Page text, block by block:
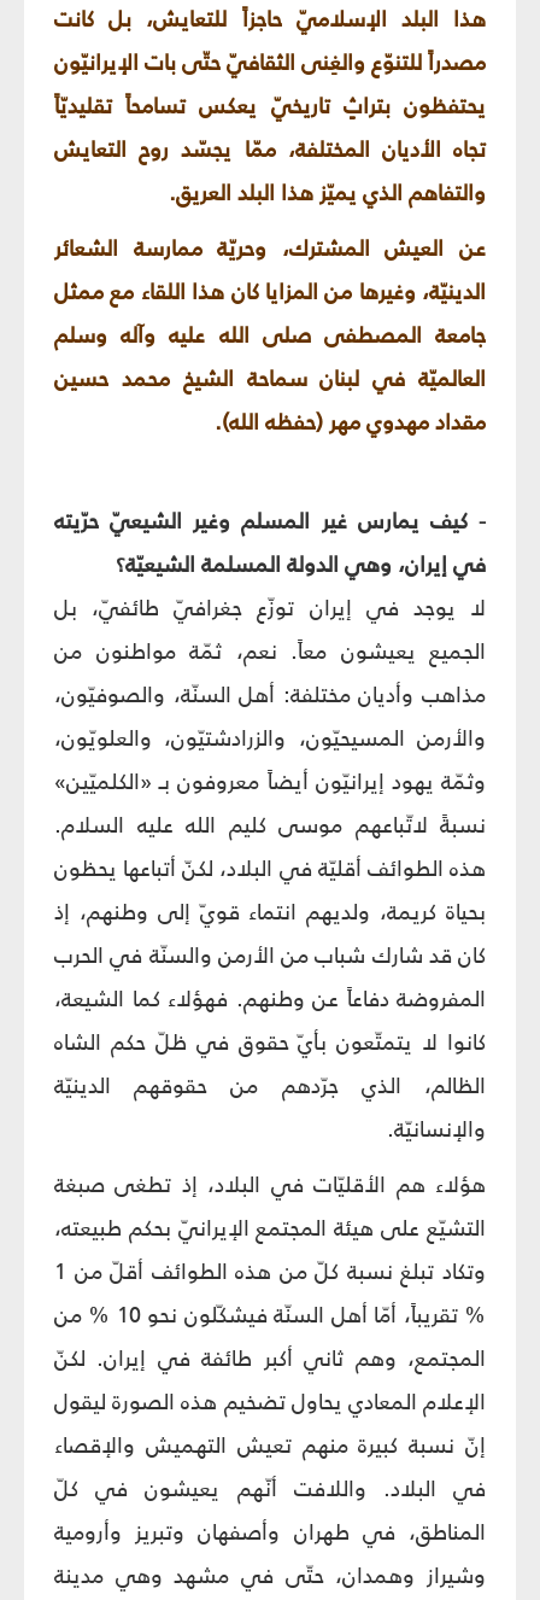
هذا البلد الإسلاميّ حاجزاً للتعايش، بل كانت
مصدراً للتنوّع والغِنى الثقافيّ حتّى بات الإيرانيّون
يحتفظون بتراثٍ تاريخيّ يعكس تسامحاً تقليديّاً
تجاه الأديان المختلفة، ممّا يجسّد روح التعايش
والتفاهم الذي يميّز هذا البلد العريق.
عن العيش المشترك، وحريّة ممارسة الشعائر
الدينيّة، وغيرها من المزايا كان هذا اللقاء مع ممثل
جامعة المصطفى صلى الله عليه وآله وسلم
العالميّة في لبنان سماحة الشيخ محمد حسين
مقداد مهدوي مهر (حفظه الله).
- كيف يمارس غير المسلم وغير الشيعيّ حرّيته
في إيران، وهي الدولة المسلمة الشيعيّة؟
لا يوجد في إيران توزّع جغرافيّ طائفيّ، بل
الجميع يعيشون معاً. نعم، ثمّة مواطنون من
مذاهب وأديان مختلفة: أهل السنّة، والصوفيّون،
والأرمن المسيحيّون، والزرادشتيّون، والعلويّون،
وثمّة يهود إيرانيّون أيضاً معروفون بـ «الكلميّين»
نسبةً لاتّباعهم موسى كليم الله عليه السلام.
هذه الطوائف أقليّة في البلاد، لكنّ أتباعها يحظون
بحياة كريمة، ولديهم انتماء قويّ إلى وطنهم، إذ
كان قد شارك شباب من الأرمن والسنّة في الحرب
المفروضة دفاعاً عن وطنهم. فهؤلاء كما الشيعة،
كانوا لا يتمتّعون بأيّ حقوق في ظلّ حكم الشاه
الظالم، الذي جرّدهم من حقوقهم الدينيّة
والإنسانيّة.
هؤلاء هم الأقليّات في البلاد، إذ تطغى صبغة
التشيّع على هيئة المجتمع الإيرانيّ بحكم طبيعته،
وتكاد تبلغ نسبة كلّ من هذه الطوائف أقلّ من 1
% تقريباً، أمّا أهل السنّة فيشكّلون نحو 10 % من
المجتمع، وهم ثاني أكبر طائفة في إيران. لكنّ
الإعلام المعادي يحاول تضخيم هذه الصورة ليقول
إنّ نسبة كبيرة منهم تعيش التهميش والإقصاء
في البلاد. واللافت أنّهم يعيشون في كلّ
المناطق، في طهران وأصفهان وتبريز وأرومية
وشيراز وهمدان، حتّى في مشهد وهي مدينة